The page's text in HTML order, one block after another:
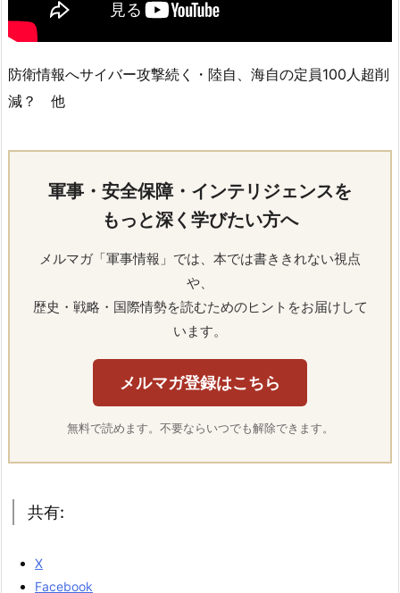
防衛情報へサイバー攻撃続く・陸自、海自の定員100人超削
減？ 他
軍事・安全保障・インテリジェンスを
もっと深く学びたい方へ
メルマガ「軍事情報」では、本では書ききれない視点
や、
歴史・戦略・国際情勢を読むためのヒントをお届けして
います。
メルマガ登録はこちら
無料で読めます。不要ならいつでも解除できます。
共有:
X
Facebook